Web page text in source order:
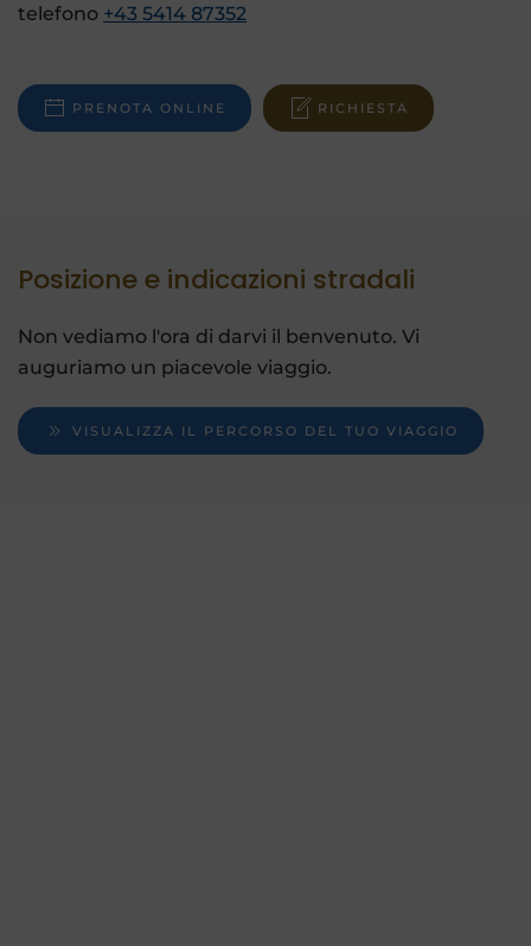
telefono +43 5414 87352
PRENOTA ONLINE RICHIESTA
Posizione e indicazioni stradali
Non vediamo l'ora di darvi il benvenuto. Vi
auguriamo un piacevole viaggio.
VISUALIZZA IL PERCORSO DEL TUO VIAGGIO